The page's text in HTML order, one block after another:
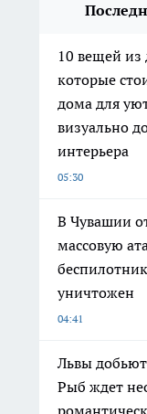
10 вещей из
которые
дома для
визуально
интерьера
05:30
В Чувашии
массовую
уничтожен
04:41
Львы
Рыб ждет